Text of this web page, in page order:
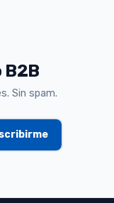
B2B
Sin spam.